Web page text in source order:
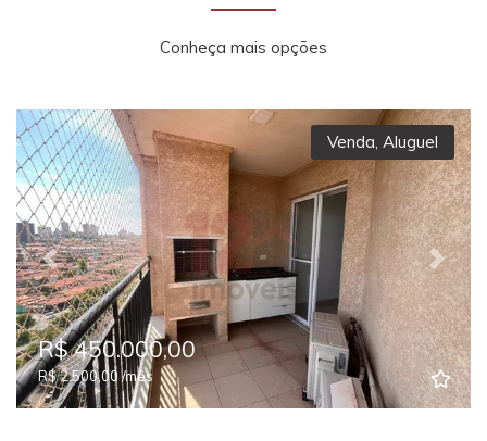
Conheça mais opções
Previous Next
Venda Aluguel
R$ 450.000,00
R$ 2.500,00 /mês